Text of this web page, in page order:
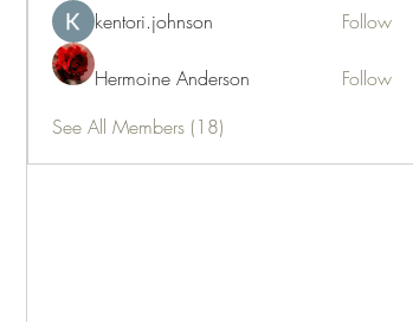
kentori.johnson Follow
Hermoine Anderson
Follow
See All Members (18)